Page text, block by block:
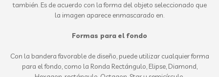
también. Es de acuerdo con la forma del objeto seleccionado que
la imagen aparece enmascarado en.
Formas para el fondo
Con la bandera favorable de diseño, puede utilizar cualquier forma
para el fondo, como la Ronda Rectángulo, Elipse, Diamond,